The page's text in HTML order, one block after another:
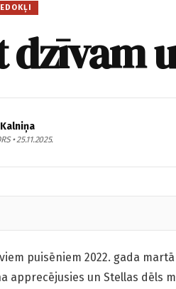
dzīvam
• 25.11.2025.
puisēniem 2022. gada
apprecējusies un Stellas dēls